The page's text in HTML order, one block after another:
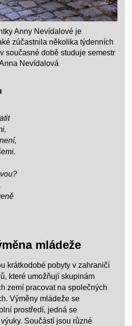
Anny Nevídalové je
zúčastnila několika týdenních
současné době studuje semestr
Nevídalová
mládeže
krátkodobé pobyty v zahraničí
které umožňují skupinám
zemí pracovat na společných
Výměny mládeže se
prostředí, jedná se
Součástí jsou různé